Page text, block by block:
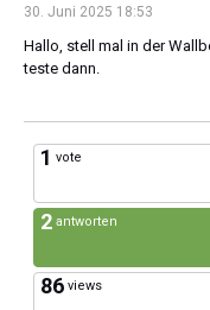
30. Juni 2025 18:53
Hallo, stell mal in der
teste dann.
1 vote
2 antworten
86 views